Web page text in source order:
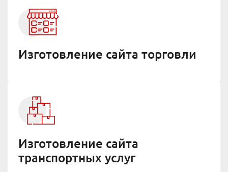
Изготовление сайта торговли
Изготовление сайта
транспортных услуг